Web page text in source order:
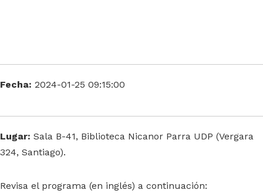
Fecha: 2024-01-25 09:15:00
Lugar: Sala B-41, Biblioteca Nicanor Parra UDP (Vergara
324, Santiago).
Revisa el programa (en inglés) a continuación: